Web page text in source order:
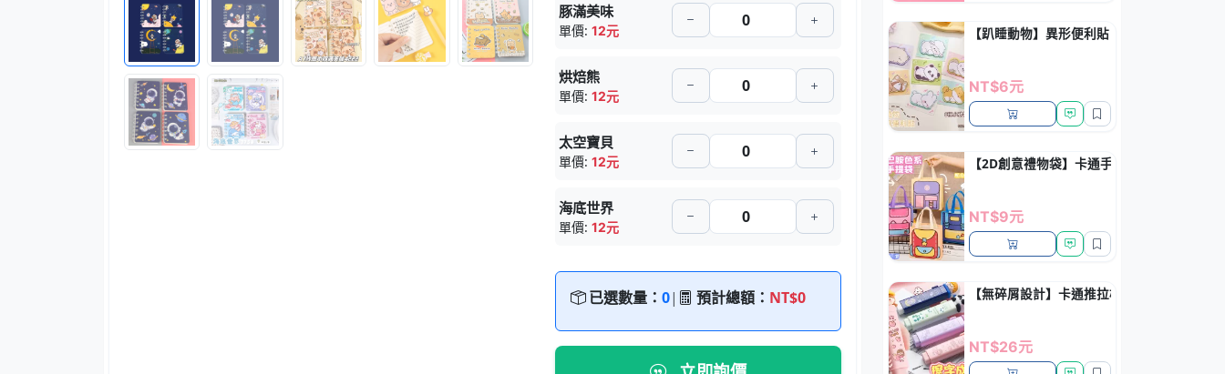
豚滿美味
單價:12元
烘焙熊
單價:12元
太空寶貝
單價:12元
海底世界
單價:12元
已選數量：0| 預計總額： NT$0
【趴睡動物】異形便利貼 - 萌系N次貼留言備
NT$6元
【2D創意禮物袋】卡通手提袋-立體視覺包裝
NT$9元
【無碎屑設計】卡通推拉橡皮擦 - 按動式學
NT$26元